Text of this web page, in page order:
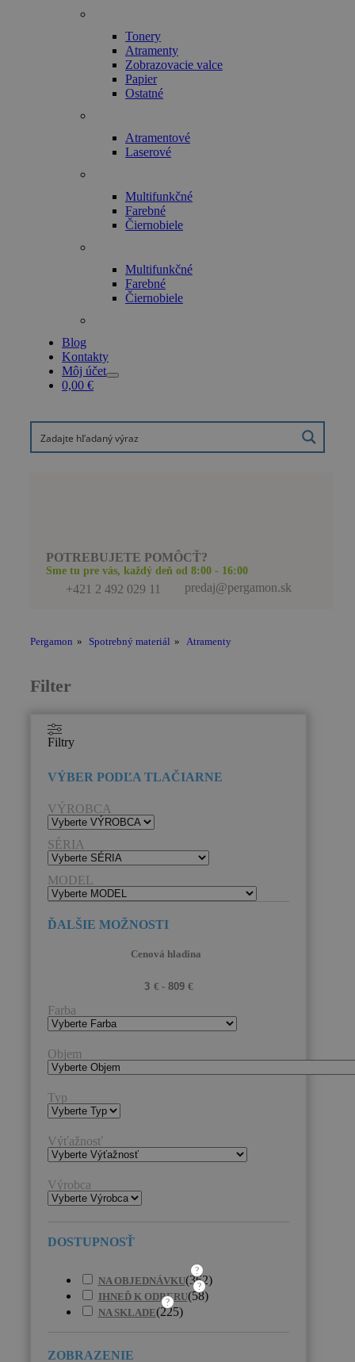
Tonery
Atramenty
Zobrazovacie valce
Papier
Ostatné
Atramentové
Laserové
Multifunkčné
Farebné
Čiernobiele
Multifunkčné
Farebné
Čiernobiele
Blog
Kontakty
Môj účet
0,00 €
POTREBUJETE POMÔCŤ?
Sme tu pre vás, každý deň od 8:00 - 16:00
+421 2 492 029 11 predaj@pergamon.sk
Pergamon » Spotrebný materiál » Atramenty
Filter
Filtry
VÝROBCA
SÉRIA
MODEL
Cenová hladina
Farba
Objem
Typ
Výťažnosť
Výrobca
NA OBJEDNÁVKU(362)
?
IHNEĎ K ODBERU(58)
?
NA SKLADE(225)
?